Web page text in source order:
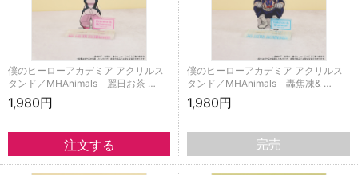
僕のヒーローアカデミア アクリルス
タンド／MHAnimals 麗日お茶 …
1,980円
僕のヒーローアカデミア アクリルス
タンド／MHAnimals 轟焦凍& …
1,980円
完売